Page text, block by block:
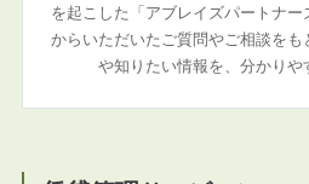
を起こした「アブレイズパートナ
からいただいたご質問やご相談を
や知りたい情報を、分かりや